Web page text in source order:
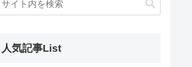
人気記事List